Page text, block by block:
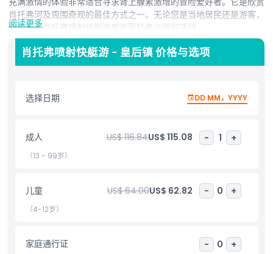
肖托弗河及周围奇观的最佳方式之一。无论您是当地居民还是游客，
皇后镇的肖托弗喷射快艇游都是冒险者必做的活动。
亮点
包含项
儿童成人政策
营业时间
需要了解的事项
阅读更多
肖托弗喷射快艇游 - 皇后镇 价格与选项
选择日期 DD MM，YYYY
成人 US$ 116.84US$ 115.08 - 1 +
（13 - 99岁）
儿童 US$ 64.00US$ 62.82 - 0 +
（4-12岁）
家庭通行证 - 0 +